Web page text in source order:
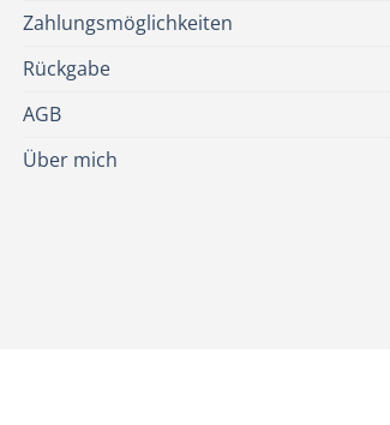
Zahlungsmöglichkeiten
Rückgabe
AGB
Über mich